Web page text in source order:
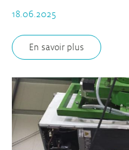
18.06.2025
En savoir plus